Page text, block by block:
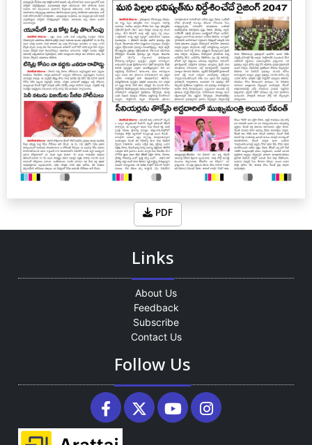
PDF
Links
About Us
Feedback
Subscribe
Contact Us
Follow Us